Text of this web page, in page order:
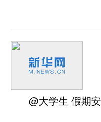
@大学生 假期